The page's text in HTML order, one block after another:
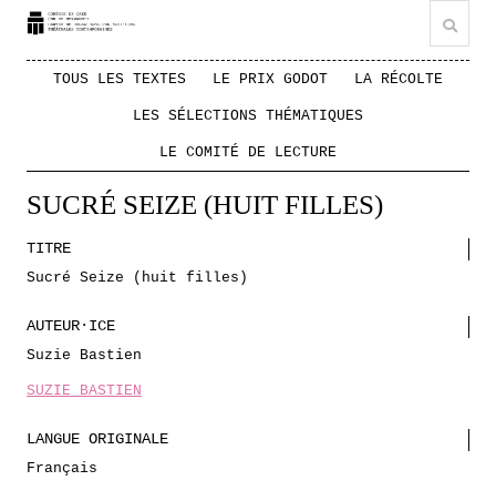
TOUS LES TEXTES LE PRIX GODOT LA RÉCOLTE
LES SÉLECTIONS THÉMATIQUES
LE COMITÉ DE LECTURE
SUCRÉ SEIZE (HUIT FILLES)
TITRE
Sucré Seize (huit filles)
AUTEUR·ICE
Suzie Bastien
SUZIE BASTIEN
LANGUE ORIGINALE
Français